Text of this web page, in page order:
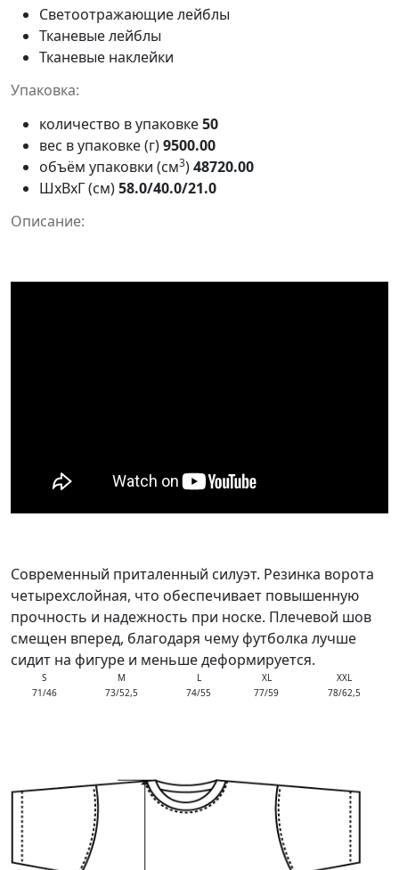
Светоотражающие лейблы
Тканевые лейблы
Тканевые наклейки
Упаковка:
количество в упаковке50
вес в упаковке (г)9500.00
объём упаковки (см3)48720.00
ШxВxГ (см)58.0/40.0/21.0
Описание:
Современный приталенный силуэт. Резинка ворота
четырехслойная, что обеспечивает повышенную
прочность и надежность при носке. Плечевой шов
смещен вперед, благодаря чему футболка лучше
сидит на фигуре и меньше деформируется.
S M L XL
XXL
71/46
73/52,5 74/55 77/59 78/62,5